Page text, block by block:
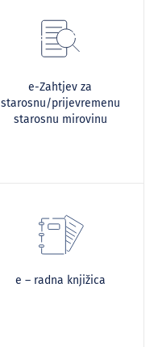
e-Zahtjev za
starosnu/prijevremenu
starosnu mirovinu
e – radna knjižica